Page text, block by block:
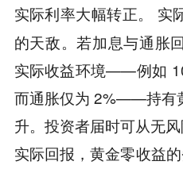
实际利率大幅转正。 实
的天敌。若加息与通胀
实际收益环境——例如
而通胀仅为 2%——持有
升。投资者届时可从无
实际回报，黄金零收益